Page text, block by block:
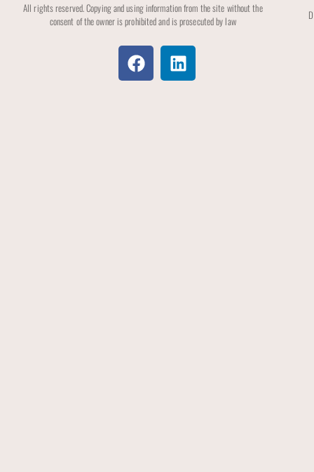
All rights reserved. Copying and using information from the site without the
consent of the owner is prohibited and is prosecuted by law